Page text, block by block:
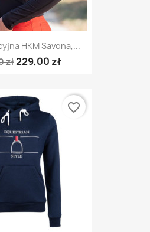
HKM Savona,...
zł229,00 zł
favorite_border